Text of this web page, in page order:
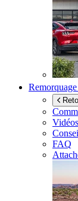
Remorquage
FAQ